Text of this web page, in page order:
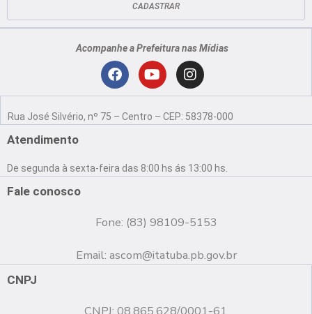
CADASTRAR
Acompanhe a Prefeitura nas Mídias
F
c
o
o
Y
u
b
e
I
n
s
g
r
Rua José Silvério, nº 75 – Centro – CEP: 58378-000
Atendimento
De segunda à sexta-feira das 8:00 hs ás 13:00 hs.
Fale conosco
Fone: (83) 98109-5153
Email: ascom@itatuba.pb.gov.br
CNPJ